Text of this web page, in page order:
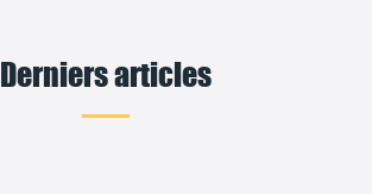
Derniers articles